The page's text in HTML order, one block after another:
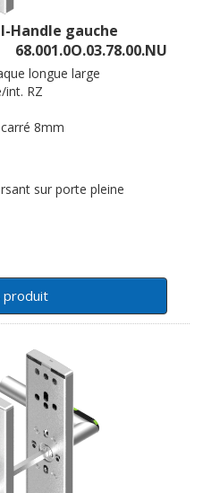
Handle gauche
68.001.0O.03.78.00.NU
longue large
int. RZ
8mm
sur porte pleine
produit